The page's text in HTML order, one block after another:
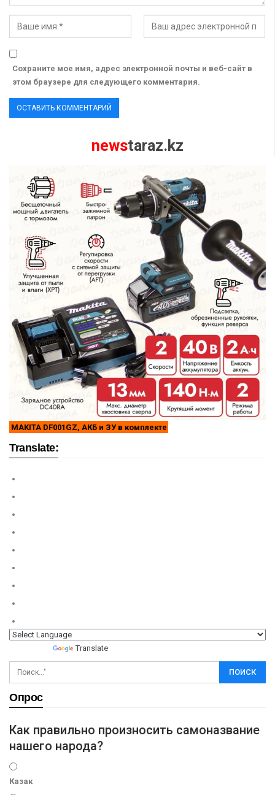
Сохраните мое имя, адрес электронной почты и веб-сайт в
этом браузере для следующего комментария.
newstaraz.kz
MAKITA DF001GZ, АКБ и ЗУ в комплекте
Translate:
Translate
Опрос
Как правильно произносить самоназвание
нашего народа?
Казак